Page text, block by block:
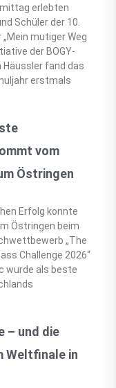
erlebten
Schüler der 10.
mutiger Weg
der BOGY-
fand das
erstmals
vom
Östringen
Erfolg konnte
Östringen beim
„The
Challenge 2026“
wurde als beste
– und die
Weltfinale in